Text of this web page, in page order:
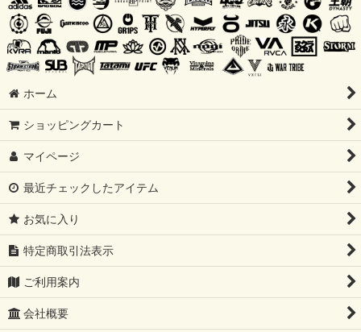
ホーム
ショッピングカート
マイページ
最近チェックしたアイテム
お気に入り
特定商取引法表示
ご利用案内
会社概要